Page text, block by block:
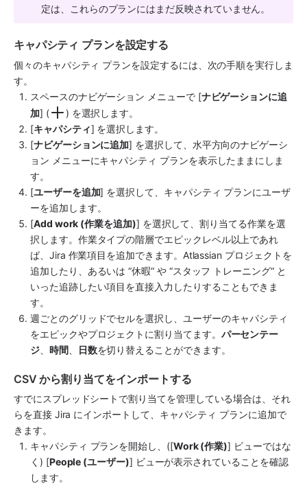
定は、これらのプランにはまだ反映されていません。
キャパシティ プランを設定する
個々のキャパシティ プランを設定するには、次の手順を実行しま
す。
スペースのナビゲーション メニューで [ナビゲーションに追
加] (
) を選択します。
[キャパシティ] を選択します。
[ナビゲーションに追加] を選択して、水平方向のナビゲーシ
ョン メニューにキャパシティ プランを表示したままにしま
す。
[ユーザーを追加] を選択して、キャパシティ プランにユーザ
ーを追加します。
[Add work (作業を追加)] を選択して、割り当てる作業を選
択します。作業タイプの階層でエピックレベル以上であれ
ば、Jira 作業項目を追加できます。Atlassian プロジェクトを
追加したり、あるいは “休暇“ や “スタッフ トレーニング“ と
いった追跡したい項目を直接入力したりすることもできま
す。
週ごとのグリッドでセルを選択し、ユーザーのキャパシティ
をエピックやプロジェクトに割り当てます。 パーセンテー
ジ、 時間、 日数を切り替えることができます。
CSV から割り当てをインポートする
すでにスプレッドシートで割り当てを管理している場合は、それ
らを直接 Jira にインポートして、キャパシティ プランに追加で
きます。
キャパシティ プランを開始し、([Work (作業)] ビューではな
く) [People (ユーザー)] ビューが表示されていることを確認
します。